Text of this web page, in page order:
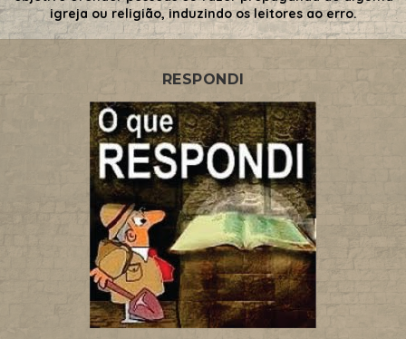
igreja ou religião, induzindo os leitores ao erro.
RESPONDI